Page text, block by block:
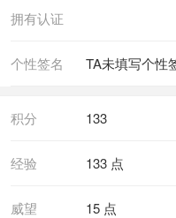
拥有认证
个性签名 TA未填写个性
积分 133
经验 133 点
威望 15 点